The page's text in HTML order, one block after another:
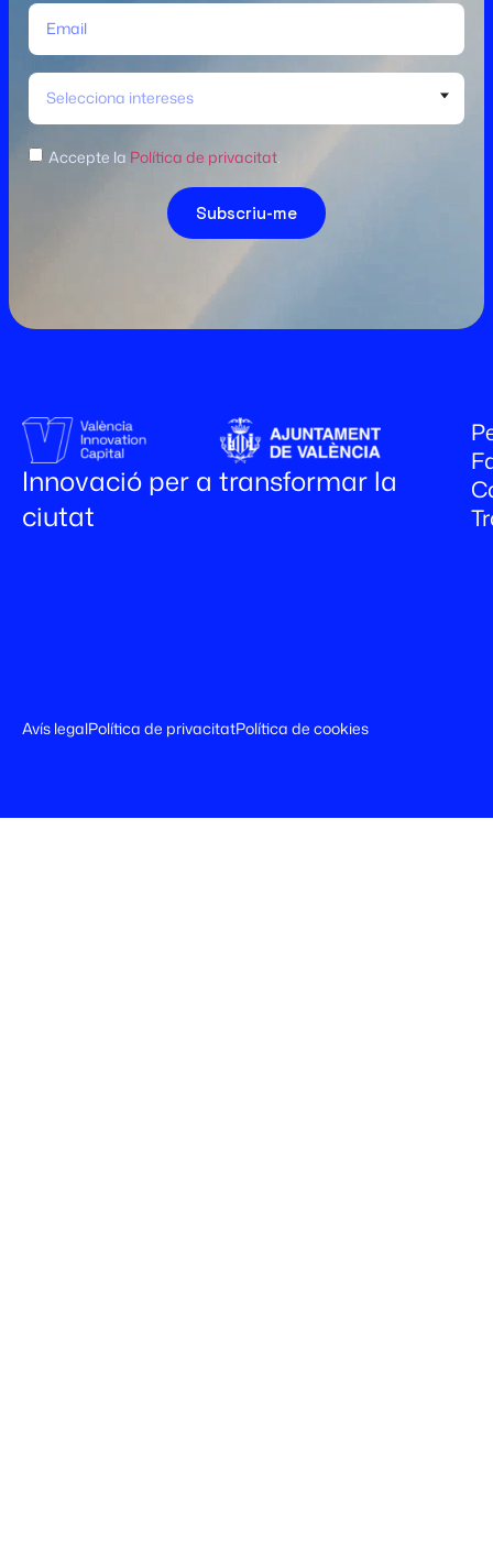
Selecciona intereses
Accepte la Política de privacitat
Subscriu-me
Innovació per a transformar la
ciutat
Avís legalPolítica de privacitatPolítica de cookies